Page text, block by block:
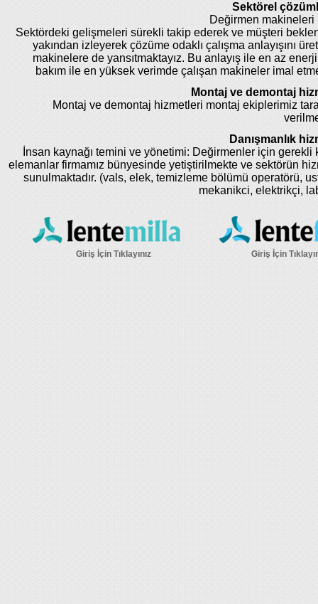
Sektörel
Değirmen makineleri
Sektördeki gelişmeleri sürekli takip ederek ve müşteri
yakından izleyerek çözüme odaklı çalışma anlayışını
makinelere de yansıtmaktayız. Bu anlayış ile en az
bakım ile en yüksek verimde çalışan makineler imal
Montaj ve demontaj
Montaj ve demontaj hizmetleri montaj ekiplerimiz
Danışmanlık
İnsan kaynağı temini ve yönetimi: Değirmenler için gerekli
elemanlar firmamız bünyesinde yetiştirilmekte ve sektörün
sunulmaktadır. (vals, elek, temizleme bölümü operatörü,
mekanikci, elektrikçi,
Giriş İçin Tıklayınız Giriş İçin